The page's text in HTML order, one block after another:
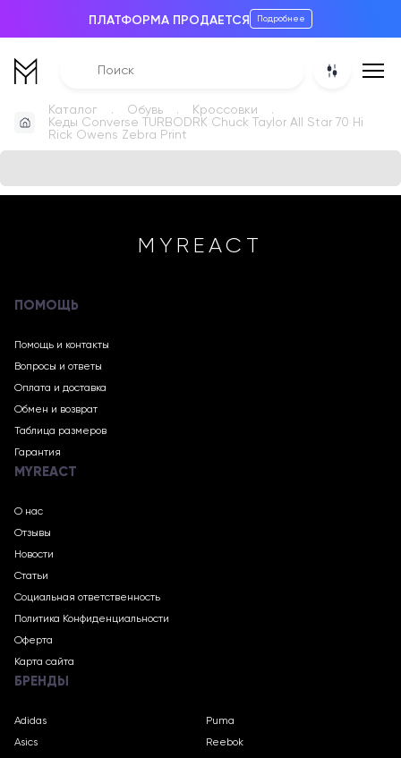
ПЛАТФОРМА ПРОДАЕТСЯ Подробнее
Каталог Обувь
Кроссовки
Кеды Converse TURBODRK Chuck Taylor All Star 70 Hi
Rick Owens Zebra Print
MYREACT
ПОМОЩЬ
Помощь и контакты
Вопросы и ответы
Оплата и доставка
Обмен и возврат
Таблица размеров
Гарантия
MYREACT
О нас
Отзывы
Новости
Статьи
Социальная ответственность
Политика Конфиденциальности
Оферта
Карта сайта
БРЕНДЫ
Adidas
Asics
Puma
Reebok